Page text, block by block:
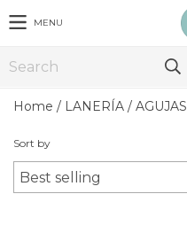
MENU
Home / LANERÍA / AGUJAS
Sort by